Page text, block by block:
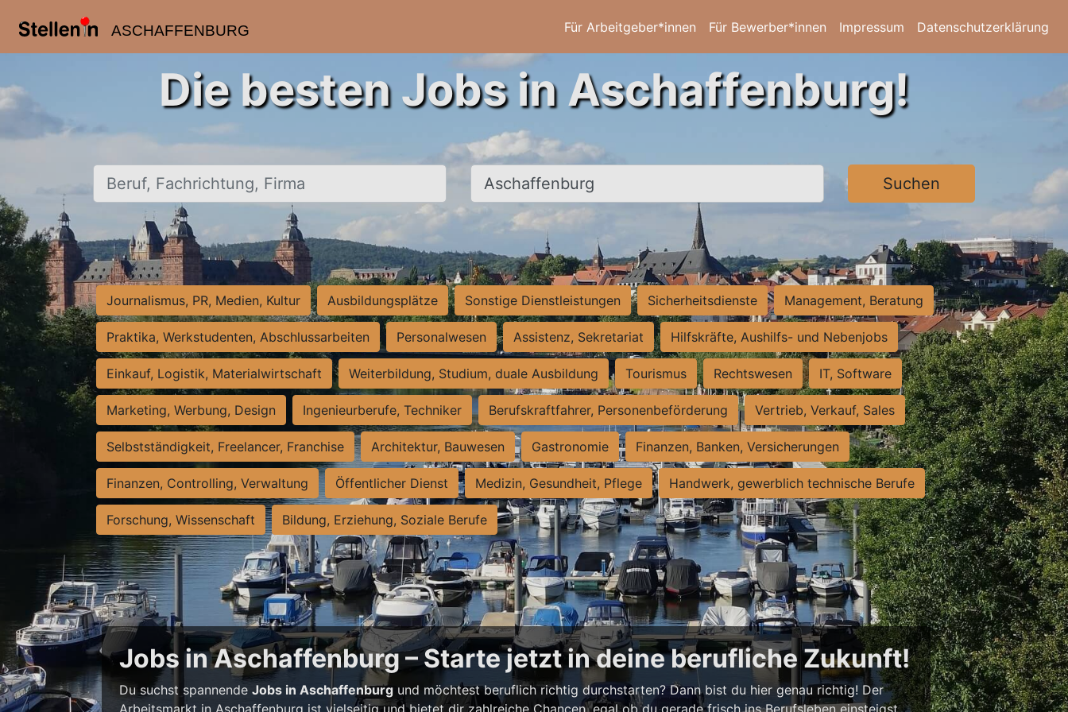
ASCHAFFENBURG Für Arbeitgeber*innen Für Bewerber*innen Impressum Datenschutzerklärung
Die besten Jobs in Aschaffenburg!
Beruf, Fachrichtung, Firma Ort, Stadt Suchen
Journalismus, PR, Medien, Kultur Ausbildungsplätze Sonstige Dienstleistungen Sicherheitsdienste Management, Beratung
Praktika, Werkstudenten, Abschlussarbeiten Personalwesen Assistenz, Sekretariat Hilfskräfte, Aushilfs- und Nebenjobs
Einkauf, Logistik, Materialwirtschaft Weiterbildung, Studium, duale Ausbildung Tourismus Rechtswesen IT, Software
Marketing, Werbung, Design Ingenieurberufe, Techniker Berufskraftfahrer, Personenbeförderung Vertrieb, Verkauf, Sales
Selbstständigkeit, Freelancer, Franchise Architektur, Bauwesen Gastronomie Finanzen, Banken, Versicherungen
Finanzen, Controlling, Verwaltung Öffentlicher Dienst Medizin, Gesundheit, Pflege Handwerk, gewerblich technische Berufe
Forschung, Wissenschaft Bildung, Erziehung, Soziale Berufe
Jobs in Aschaffenburg – Starte jetzt in deine berufliche Zukunft!
Du suchst spannendeJobs in Aschaffenburg und möchtest beruflich richtig durchstarten? Dann bist du hier genau richtig! Der